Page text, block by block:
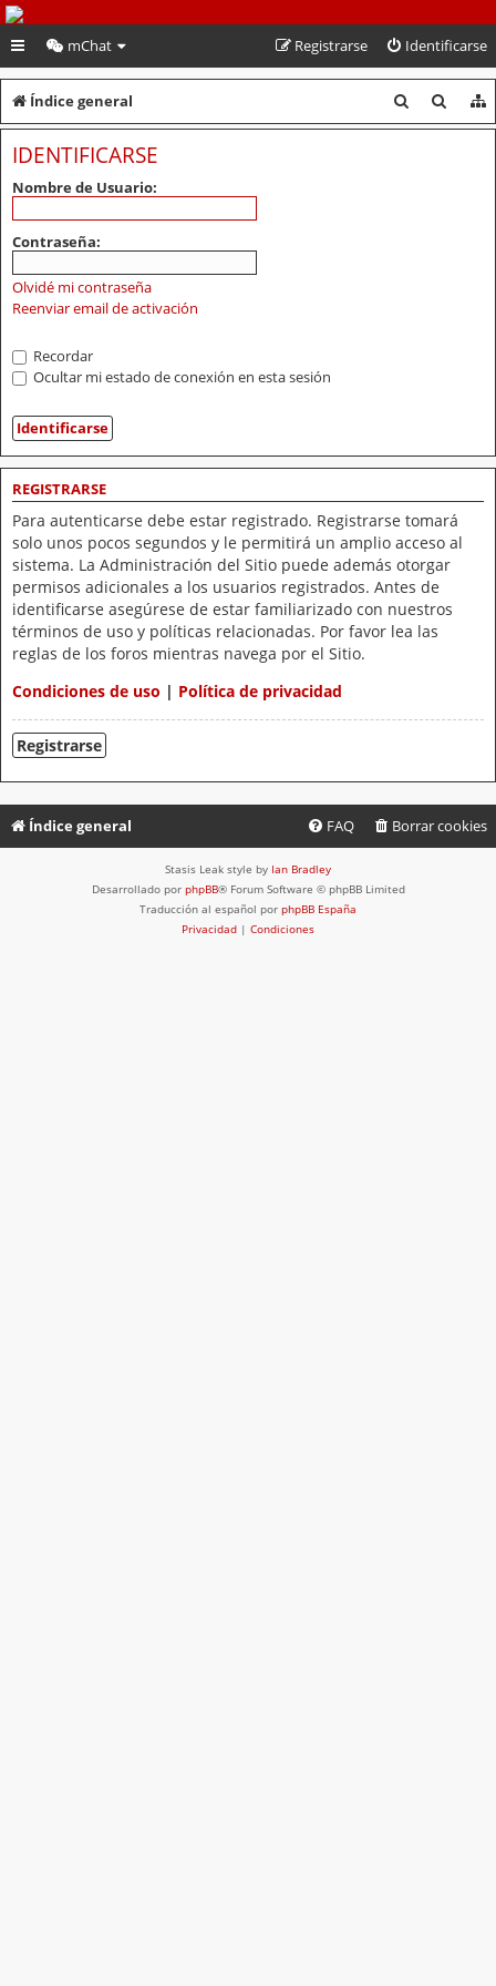
PeruVoley.com
mChat Identificarse
Registrarse
Índice general
u
u
IDENTIFICARSE
Nombre de Usuario:
Contraseña:
Olvidé mi contraseña
Reenviar email de activación
Recordar
Ocultar mi estado de conexión en esta sesión
REGISTRARSE
Para autenticarse debe estar registrado. Registrarse tomará
solo unos pocos segundos y le permitirá un amplio acceso al
sistema. La Administración del Sitio puede además otorgar
permisos adicionales a los usuarios registrados. Antes de
identificarse asegúrese de estar familiarizado con nuestros
términos de uso y políticas relacionadas. Por favor lea las
reglas de los foros mientras navega por el Sitio.
Condiciones de uso | Política de privacidad
Registrarse
Índice general Borrar cookies
FAQ
Stasis Leak style by Ian Bradley
Desarrollado por phpBB® Forum Software © phpBB Limited
Traducción al español por phpBB España
Privacidad | Condiciones